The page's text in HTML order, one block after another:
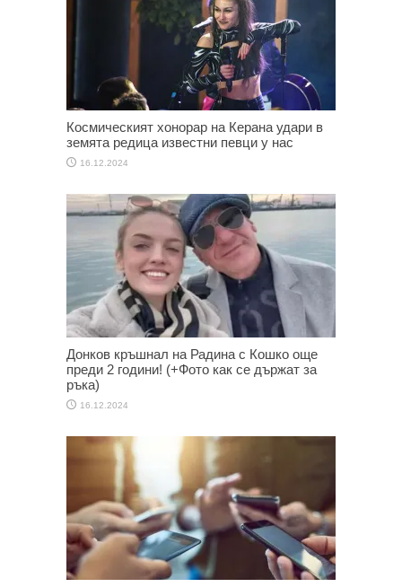
Космическият хонорар на Керана удари в
земята редица известни певци у нас
16.12.2024
Донков кръшнал на Радина с Кошко още
преди 2 години! (+Фото как се държат за
ръка)
16.12.2024